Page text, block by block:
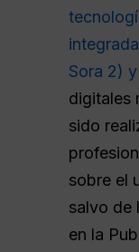
Sora 2)
digitales
sido
sobre el
salvo de
en la